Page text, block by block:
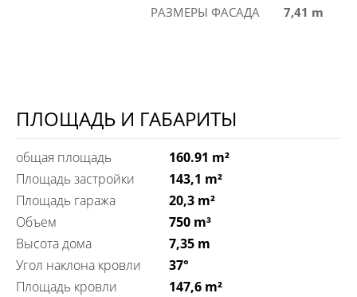
РАЗМЕРЫ ФАСАДА 7,41 m
ПЛОЩАДЬ И ГАБАРИТЫ
общая площадь
160.91 m²
Площадь застройки
143,1 m²
Площадь гаража
20,3 m²
Объем
750 m³
Высота дома
7,35 m
Угол наклона кровли
37°
Площадь кровли
147,6 m²